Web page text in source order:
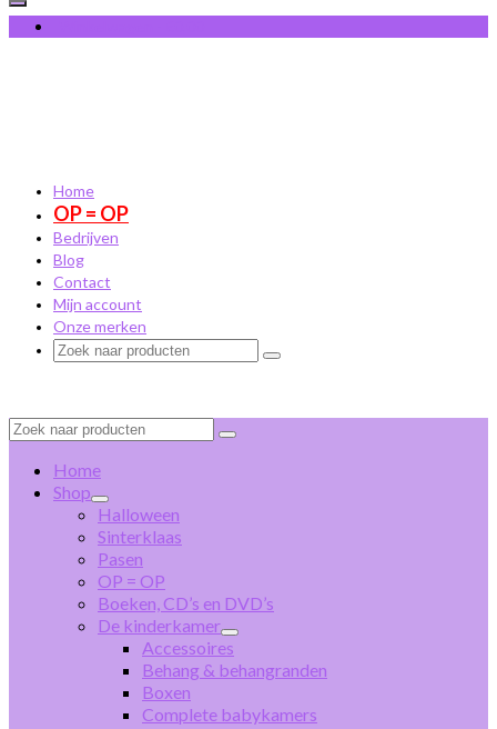
Home
OP = OP
Bedrijven
Blog
Contact
Mijn account
Onze merken
Zoek
Zoek
Home
Shop
Halloween
Sinterklaas
Pasen
OP = OP
Boeken, CD’s en DVD’s
De kinderkamer
Accessoires
Behang & behangranden
Boxen
Complete babykamers